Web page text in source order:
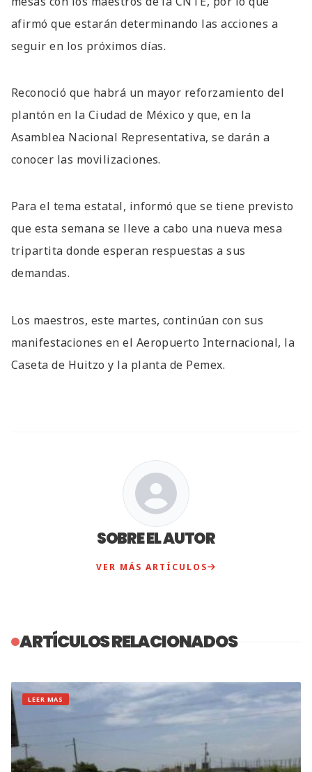
afirmó que estarán determinando las acciones a
seguir en los próximos días.
Reconoció que habrá un mayor reforzamiento del
plantón en la Ciudad de México y que, en la
Asamblea Nacional Representativa, se darán a
conocer las movilizaciones.
Para el tema estatal, informó que se tiene previsto
que esta semana se lleve a cabo una nueva mesa
tripartita donde esperan respuestas a sus
demandas.
Los maestros, este martes, continúan con sus
manifestaciones en el Aeropuerto Internacional, la
Caseta de Huitzo y la planta de Pemex.
SOBRE EL AUTOR
VER MÁS ARTÍCULOS
ARTÍCULOS RELACIONADOS
LEER MAS